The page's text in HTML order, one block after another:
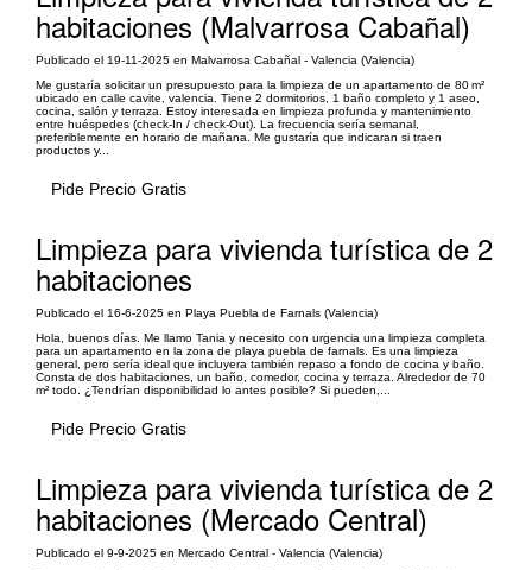
habitaciones (Malvarrosa Cabañal)
Publicado el 19-11-2025 en Malvarrosa Cabañal - Valencia (Valencia)
Me gustaría solicitar un presupuesto para la limpieza de un apartamento de 80 m²
ubicado en calle cavite, valencia. Tiene 2 dormitorios, 1 baño completo y 1 aseo,
cocina, salón y terraza. Estoy interesada en limpieza profunda y mantenimiento
entre huéspedes (check-In / check-Out). La frecuencia sería semanal,
preferiblemente en horario de mañana. Me gustaría que indicaran si traen
productos y...
Pide Precio Gratis
Limpieza para vivienda turística de 2
habitaciones
Publicado el 16-6-2025 en Playa Puebla de Farnals (Valencia)
Hola, buenos días. Me llamo Tania y necesito con urgencia una limpieza completa
para un apartamento en la zona de playa puebla de farnals. Es una limpieza
general, pero sería ideal que incluyera también repaso a fondo de cocina y baño.
Consta de dos habitaciones, un baño, comedor, cocina y terraza. Alrededor de 70
m² todo. ¿Tendrían disponibilidad lo antes posible? Si pueden,...
Pide Precio Gratis
Limpieza para vivienda turística de 2
habitaciones (Mercado Central)
Publicado el 9-9-2025 en Mercado Central - Valencia (Valencia)